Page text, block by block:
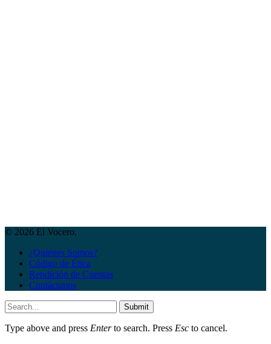
© 2026 El Vocero.
¿Quiénes Somos?
Código de Ética
Rendición de Cuentas
Contáctanos
Submit
Type above and press Enterto search. Press Esc to cancel.